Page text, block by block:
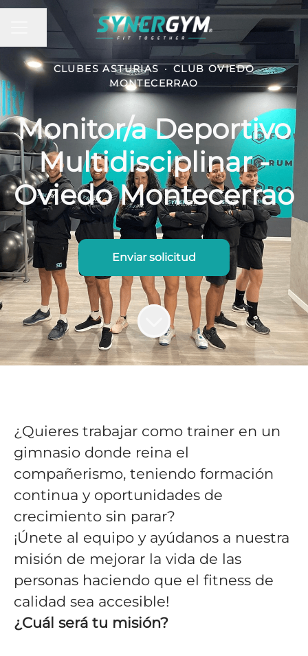
MENÚ DE EMPLEO
Compartir página
CLUBES ASTURIAS · CLUB OVIEDO
MONTECERRAO
Monitor/a Deportivo
Multidisciplinar -
Oviedo Montecerrao
Enviar solicitud
¿Quieres trabajar como trainer en un
gimnasio donde reina el
compañerismo, teniendo formación
continua y oportunidades de
crecimiento sin parar?
¡Únete al equipo y ayúdanos a nuestra
misión de mejorar la vida de las
personas haciendo que el fitness de
calidad sea accesible!
¿Cuál será tu misión?